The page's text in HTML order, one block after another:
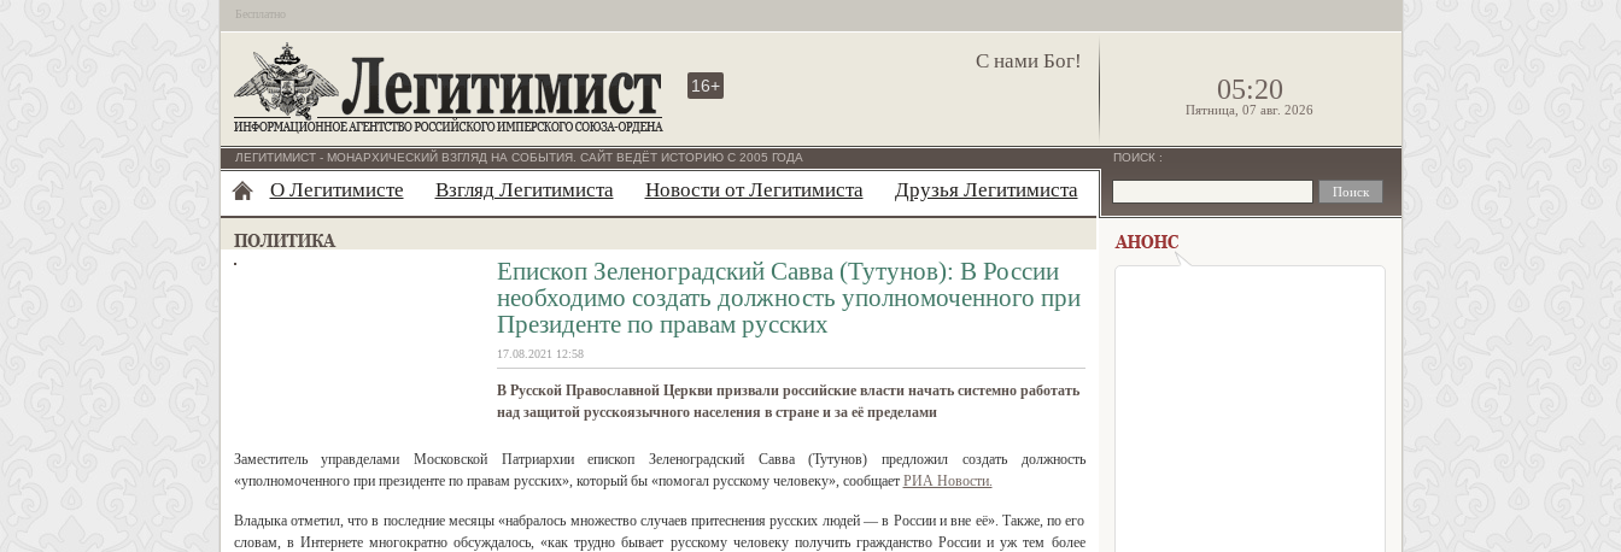
Бесплатно
С нами Бог!
16+ 05:20
Пятница, 07 авг. 2026
ЛЕГИТИМИСТ - МОНАРХИЧЕСКИЙ ВЗГЛЯД НА СОБЫТИЯ. САЙТ ВЕДЁТ ИСТОРИЮ С 2005 ГОДА
О Легитимисте Взгляд Легитимиста Новости от Легитимиста Друзья Легитимиста
Епископ Зеленоградский Савва (Тутунов): В России
необходимо создать должность уполномоченного при
Президенте по правам русских
17.08.2021 12:58
В Русской Православной Церкви призвали российские власти начать системно работать
над защитой русскоязычного населения в стране и за её пределами
Заместитель управделами Московской Патриархии епископ Зеленоградский Савва (Тутунов) предложил создать должность
«уполномоченного при президенте по правам русских», который бы «помогал русскому человеку», сообщает РИА Новости.
Владыка отметил, что в последние месяцы «набралось множество случаев притеснения русских людей — в России и вне её». Также, по его
словам, в Интернете многократно обсуждалось, «как трудно бывает русскому человеку получить гражданство России и уж тем более
ПОИСК :